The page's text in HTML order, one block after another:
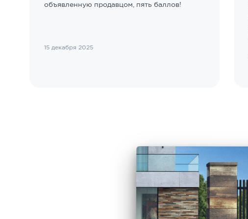
объявленную продавцом, пять баллов!
15 декабря 2025